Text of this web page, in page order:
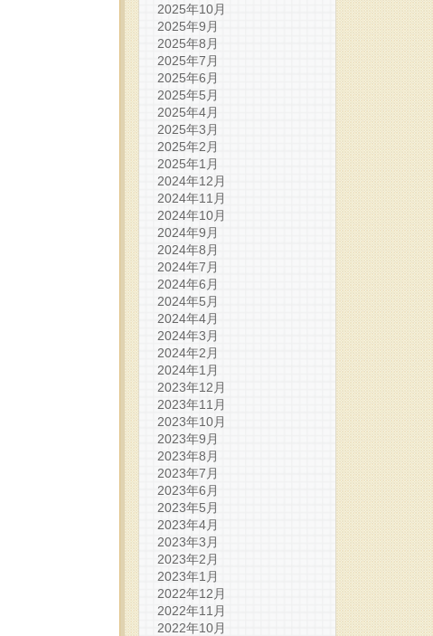
2025年10月
2025年9月
2025年8月
2025年7月
2025年6月
2025年5月
2025年4月
2025年3月
2025年2月
2025年1月
2024年12月
2024年11月
2024年10月
2024年9月
2024年8月
2024年7月
2024年6月
2024年5月
2024年4月
2024年3月
2024年2月
2024年1月
2023年12月
2023年11月
2023年10月
2023年9月
2023年8月
2023年7月
2023年6月
2023年5月
2023年4月
2023年3月
2023年2月
2023年1月
2022年12月
2022年11月
2022年10月